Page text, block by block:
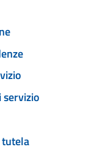
servizio